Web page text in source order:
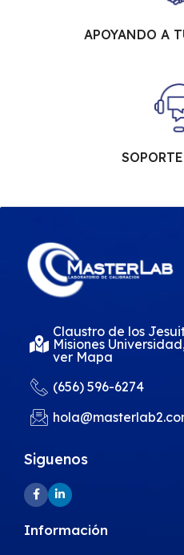
APOYANDO A
Claustro de los
Misiones Universidad,
ver Mapa
(656) 596-6274
Siguenos
Información